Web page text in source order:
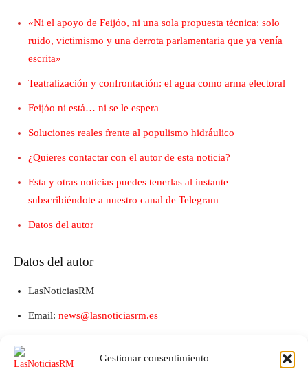
Gestionar consentimiento
«Ni el apoyo de Feijóo, ni una sola propuesta técnica: solo
ruido, victimismo y una derrota parlamentaria que ya venía
escrita»
Teatralización y confrontación: el agua como arma electoral
Feijóo ni está… ni se le espera
Soluciones reales frente al populismo hidráulico
¿Quieres contactar con el autor de esta noticia?
Esta y otras noticias puedes tenerlas al instante
subscribiéndote a nuestro canal de Telegram
Datos del autor
Datos del autor
LasNoticiasRM
Email: news@lasnoticiasrm.es